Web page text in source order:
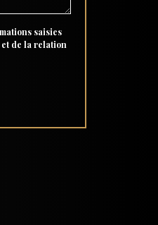
saisies
de la relation